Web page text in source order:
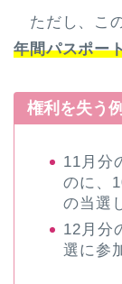
ただし、こ
年間パスポー
権利を失う例
11月分
のに、
の当選
12月分
選に参